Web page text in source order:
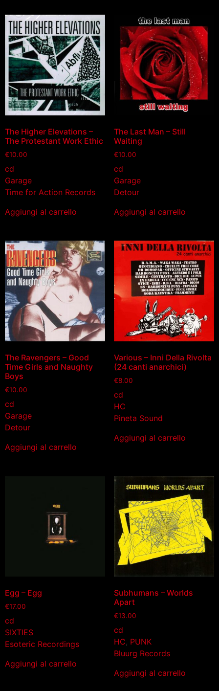
The Higher Elevations ‎–
The Protestant Work Ethic
€10.00
cd
Garage
Time for Action Records
Aggiungi al carrello
The Last Man – Still
Waiting
€10.00
cd
Garage
Detour
Aggiungi al carrello
The Ravengers – Good
Time Girls and Naughty
Boys
€10.00
cd
Garage
Detour
Aggiungi al carrello
Various – Inni Della Rivolta
(24 canti anarchici)
€8.00
cd
HC
Pineta Sound
Aggiungi al carrello
Egg – Egg
€17.00
cd
SIXTIES
Esoteric Recordings
Aggiungi al carrello
Subhumans – Worlds
Apart
€13.00
cd
HC, PUNK
Bluurg Records
Aggiungi al carrello